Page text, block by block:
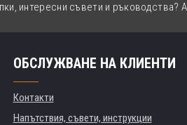
интересни съвети и
ОБСЛУЖВАНЕ НА КЛИЕНТИ
Контакти
Напътствия, съвети, инструкции